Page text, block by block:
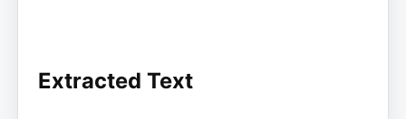
Extracted Text